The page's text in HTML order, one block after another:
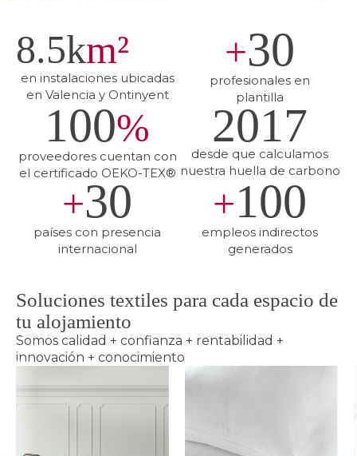
8.5km²
en instalaciones ubicadas
en Valencia y Ontinyent
+30
profesionales en
plantilla
100%
proveedores cuentan con
el certificado OEKO-TEX®
2017
desde que calculamos
nuestra huella de carbono
+30
países con presencia
internacional
+100
empleos indirectos
generados
Soluciones textiles para cada espacio de
tu alojamiento
Somos calidad + confianza + rentabilidad +
innovación + conocimiento